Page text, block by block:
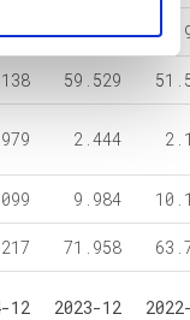
59.708
59.529
2.444
9.984
71.958
12 2023-12